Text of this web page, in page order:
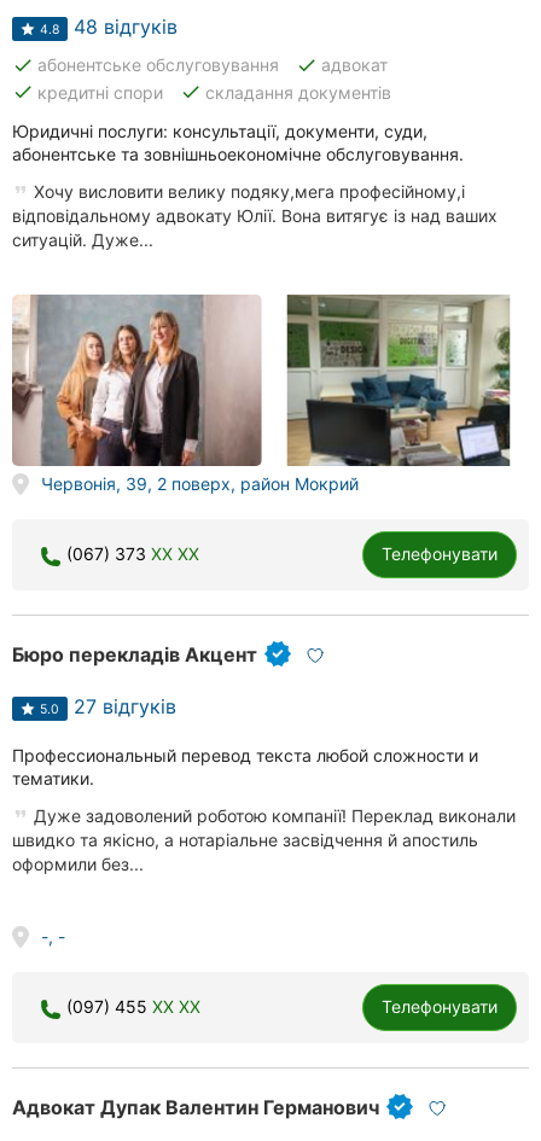
4.8 48 відгуків
done абонентське обслуговування done адвокат
done кредитні спори done складання документів
Юридичні послуги: консультації, документи, суди,
абонентське та зовнішньоекономічне обслуговування.
Хочу висловити велику подяку,мега професійному,і
відповідальному адвокату Юлії. Вона витягує із над ваших
ситуацій. Дуже...
Червонія, 39, 2 поверх, район Мокрий
(067) 373 XX XX Телефонувати
Бюро перекладів Акцент
5.0 27 відгуків
Профессиональный перевод текста любой сложности и
тематики.
Дуже задоволений роботою компанії! Переклад виконали
швидко та якісно, а нотаріальне засвідчення й апостиль
оформили без...
-, -
(097) 455 XX XX Телефонувати
Адвокат Дупак Валентин Германович